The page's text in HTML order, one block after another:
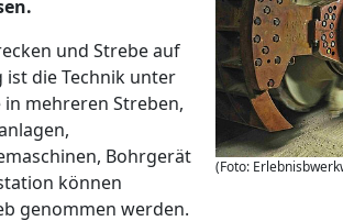
(Foto:
und Strebe auf
ist die Technik unter
in mehreren Streben,
Bohrgerät
können
genommen werden.